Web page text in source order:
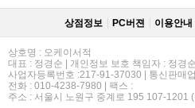
상점정보 PC버젼 이용안내
상호명 : 오케이서적
대표 : 정경순 | 개인정보 보호 책임자 : 정경순
사업자등록번호 :217-91-37030 | 통신판매
전화 : 010-4238-7980 | 팩스 :
주소 : 서울시 노원구 중계로 195 107-1201